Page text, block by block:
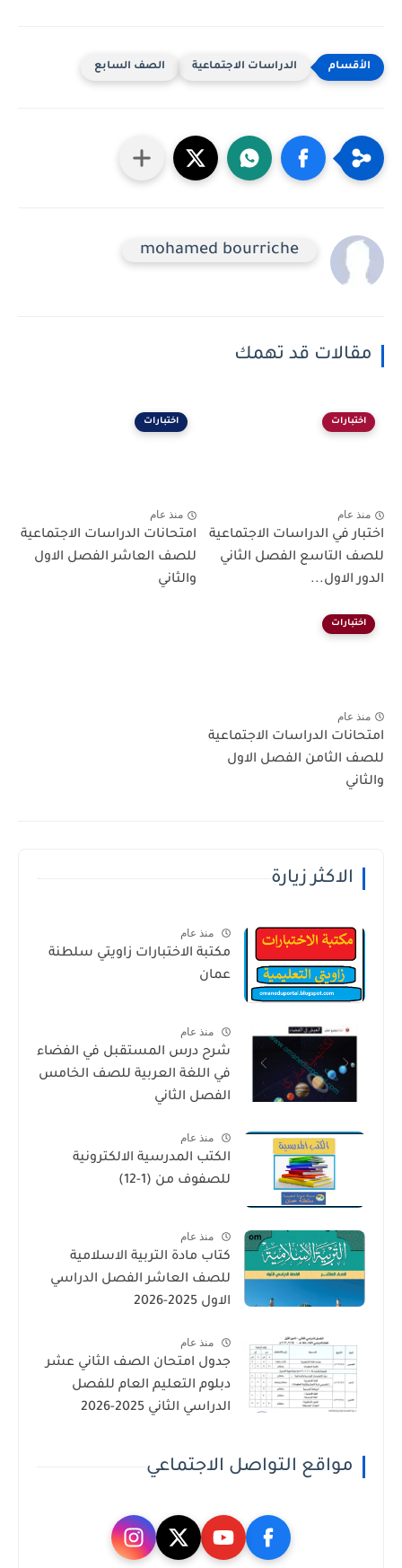
الدراسات الاجتماعية الصف السابع
mohamed bourriche
مقالات قد تهمك
اختبارات
منذ عام
اختبار في الدراسات الاجتماعية
للصف التاسع الفصل الثاني
الدور الاول...
اختبارات
منذ عام
امتحانات الدراسات الاجتماعية
للصف العاشر الفصل الاول
والثاني
اختبارات
منذ عام
امتحانات الدراسات الاجتماعية
للصف الثامن الفصل الاول
والثاني
الاكثر زيارة
منذ عام
مكتبة الاختبارات زاويتي سلطنة
عمان
منذ عام
شرح درس المستقبل في الفضاء
في اللغة العربية للصف الخامس
الفصل الثاني
منذ عام
الكتب المدرسية الالكترونية
للصفوف من (1-12)
منذ عام
كتاب مادة التربية الاسلامية
للصف العاشر الفصل الدراسي
الاول 2025-2026
منذ عام
جدول امتحان الصف الثاني عشر
دبلوم التعليم العام للفصل
الدراسي الثاني 2025-2026
مواقع التواصل الاجتماعي